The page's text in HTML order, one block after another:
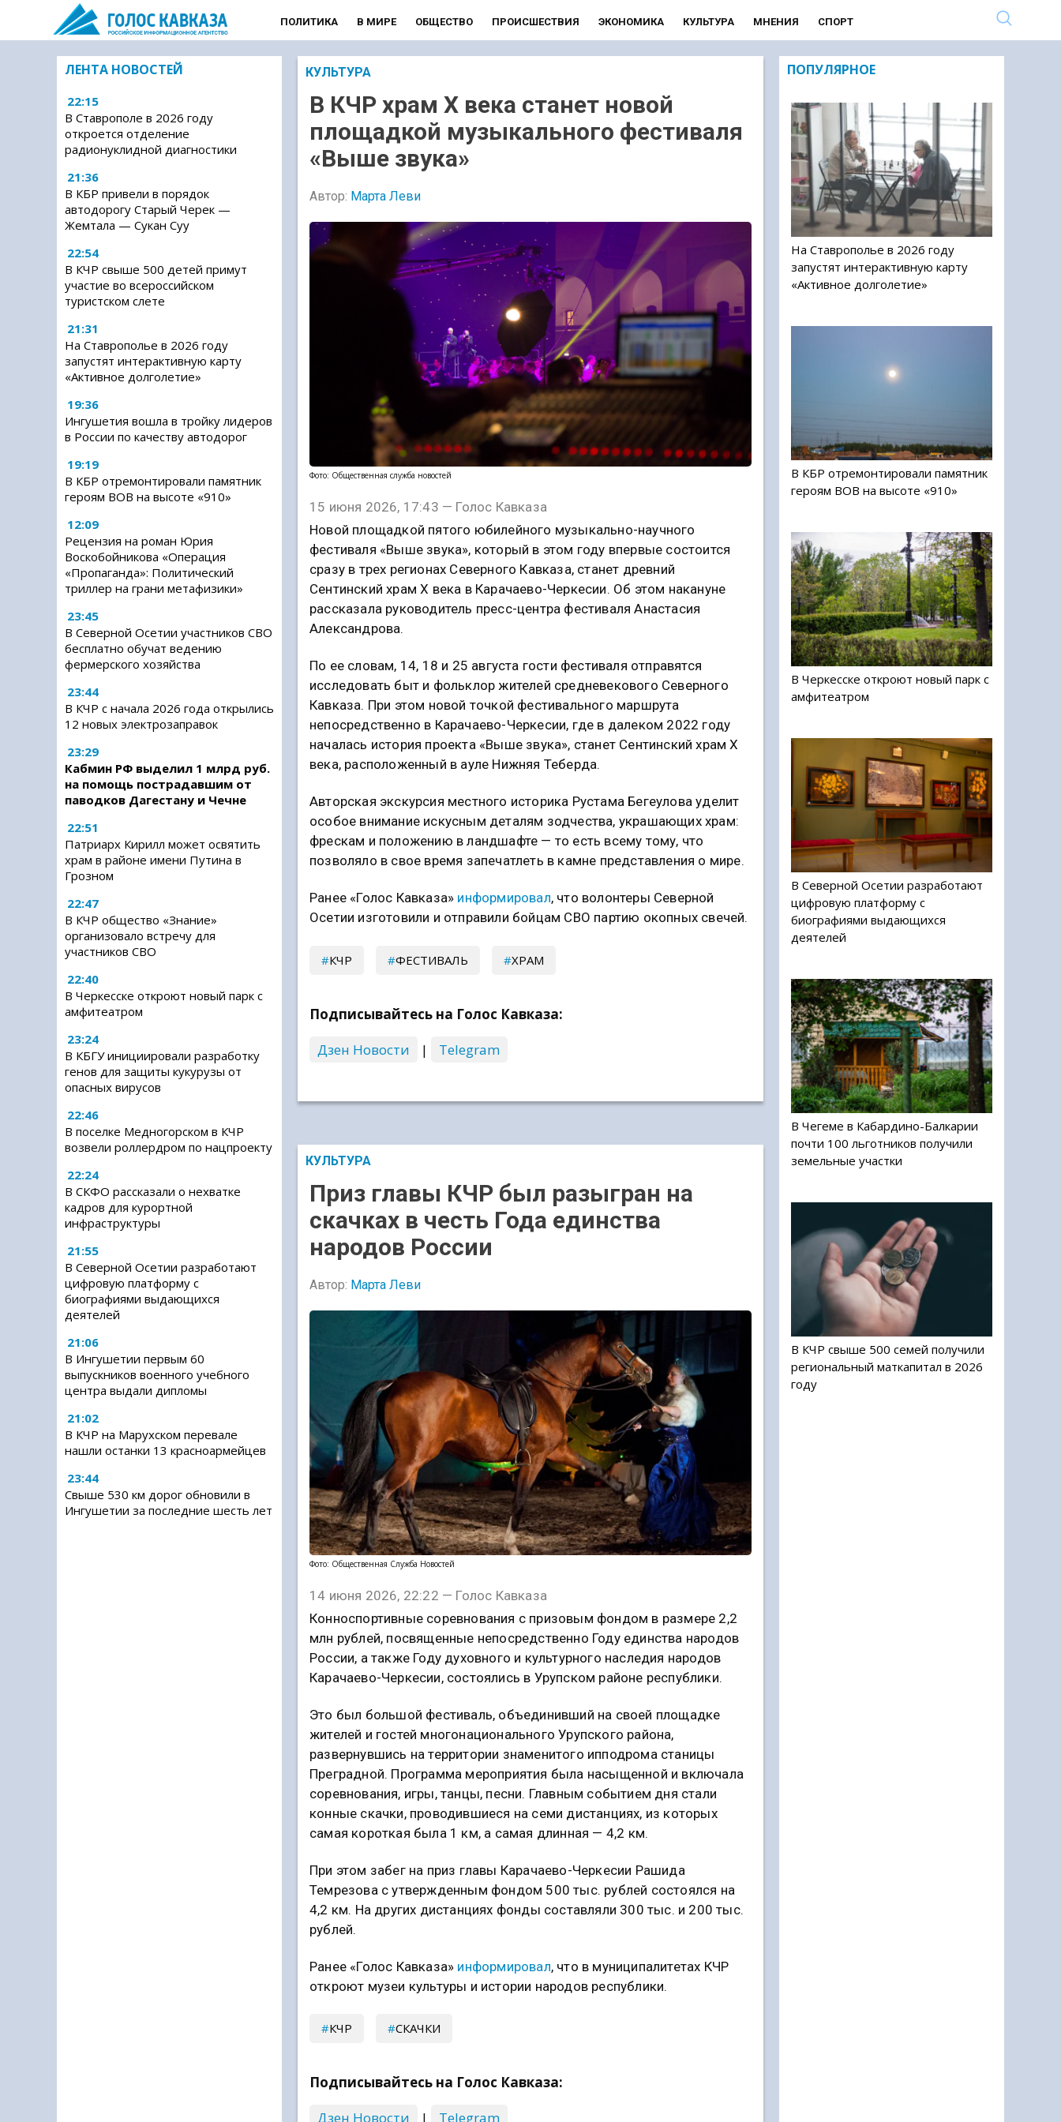
ПОЛИТИКА В МИРЕ ОБЩЕСТВО ПРОИСШЕСТВИЯ ЭКОНОМИКА КУЛЬТУРА МНЕНИЯ СПОРТ
ЛЕНТА НОВОСТЕЙ
22:15
В Ставрополе в 2026 году
откроется отделение
радионуклидной диагностики
21:36
В КБР привели в порядок
автодорогу Старый Черек —
Жемтала — Сукан Суу
22:54
В КЧР свыше 500 детей примут
участие во всероссийском
туристском слете
21:31
На Ставрополье в 2026 году
запустят интерактивную карту
«Активное долголетие»
19:36
Ингушетия вошла в тройку лидеров
в России по качеству автодорог
19:19
В КБР отремонтировали памятник
героям ВОВ на высоте «910»
12:09
Рецензия на роман Юрия
Воскобойникова «Операция
«Пропаганда»: Политический
триллер на грани метафизики»
23:45
В Северной Осетии участников СВО
бесплатно обучат ведению
фермерского хозяйства
23:44
В КЧР с начала 2026 года открылись
12 новых электрозаправок
23:29
Кабмин РФ выделил 1 млрд руб.
на помощь пострадавшим от
паводков Дагестану и Чечне
22:51
Патриарх Кирилл может освятить
храм в районе имени Путина в
Грозном
22:47
В КЧР общество «Знание»
организовало встречу для
участников СВО
22:40
В Черкесске откроют новый парк с
амфитеатром
23:24
В КБГУ инициировали разработку
генов для защиты кукурузы от
опасных вирусов
22:46
В поселке Медногорском в КЧР
возвели роллердром по нацпроекту
22:24
В СКФО рассказали о нехватке
кадров для курортной
инфраструктуры
21:55
В Северной Осетии разработают
цифровую платформу с
биографиями выдающихся
деятелей
21:06
В Ингушетии первым 60
выпускников военного учебного
центра выдали дипломы
21:02
В КЧР на Марухском перевале
нашли останки 13 красноармейцев
23:44
Свыше 530 км дорог обновили в
Ингушетии за последние шесть лет
КУЛЬТУРА
В КЧР храм X века станет новой
площадкой музыкального фестиваля
«Выше звука»
Автор: Марта Леви
Фото: Общественная служба новостей
15 июня 2026, 17:43 — Голос Кавказа
Новой площадкой пятого юбилейного музыкально-научного
фестиваля «Выше звука», который в этом году впервые состоится
сразу в трех регионах Северного Кавказа, станет древний
Сентинский храм X века в Карачаево-Черкесии. Об этом накануне
рассказала руководитель пресс-центра фестиваля Анастасия
Александрова.
По ее словам, 14, 18 и 25 августа гости фестиваля отправятся
исследовать быт и фольклор жителей средневекового Северного
Кавказа. При этом новой точкой фестивального маршрута
непосредственно в Карачаево-Черкесии, где в далеком 2022 году
началась история проекта «Выше звука», станет Сентинский храм X
века, расположенный в ауле Нижняя Теберда.
Авторская экскурсия местного историка Рустама Бегеулова уделит
особое внимание искусным деталям зодчества, украшающих храм:
фрескам и положению в ландшафте — то есть всему тому, что
позволяло в свое время запечатлеть в камне представления о мире.
Ранее «Голос Кавказа» информировал, что волонтеры Северной
Осетии изготовили и отправили бойцам СВО партию окопных свечей.
КЧР ФЕСТИВАЛЬ ХРАМ
Подписывайтесь на Голос Кавказа:
Дзен Новости
| Telegram
КУЛЬТУРА
Приз главы КЧР был разыгран на
скачках в честь Года единства
народов России
Автор: Марта Леви
Фото: Общественная Служба Новостей
14 июня 2026, 22:22 — Голос Кавказа
Конноспортивные соревнования с призовым фондом в размере 2,2
млн рублей, посвященные непосредственно Году единства народов
России, а также Году духовного и культурного наследия народов
Карачаево-Черкесии, состоялись в Урупском районе республики.
Это был большой фестиваль, объединивший на своей площадке
жителей и гостей многонационального Урупского района,
развернувшись на территории знаменитого ипподрома станицы
Преградной. Программа мероприятия была насыщенной и включала
соревнования, игры, танцы, песни. Главным событием дня стали
конные скачки, проводившиеся на семи дистанциях, из которых
самая короткая была 1 км, а самая длинная — 4,2 км.
При этом забег на приз главы Карачаево-Черкесии Рашида
Темрезова с утвержденным фондом 500 тыс. рублей состоялся на
4,2 км. На других дистанциях фонды составляли 300 тыс. и 200 тыс.
рублей.
Ранее «Голос Кавказа» информировал, что в муниципалитетах КЧР
откроют музеи культуры и истории народов республики.
КЧР СКАЧКИ
Подписывайтесь на Голос Кавказа:
Дзен Новости
| Telegram
ПОПУЛЯРНОЕ
На Ставрополье в 2026 году
запустят интерактивную карту
«Активное долголетие»
В КБР отремонтировали памятник
героям ВОВ на высоте «910»
В Черкесске откроют новый парк с
амфитеатром
В Северной Осетии разработают
цифровую платформу с
биографиями выдающихся
деятелей
В Чегеме в Кабардино-Балкарии
почти 100 льготников получили
земельные участки
В КЧР свыше 500 семей получили
региональный маткапитал в 2026
году